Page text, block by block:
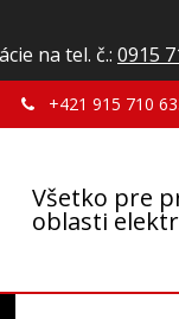
na tel. č.: 0915
Všetko pre
oblasti
+421 915 710